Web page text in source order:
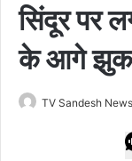
सिंदूर पर
के आगे
TV Sandesh News